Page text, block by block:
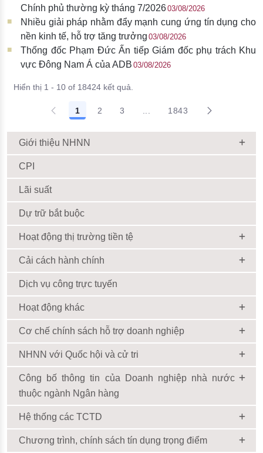
Chính phủ thường kỳ tháng 7/202603/08/2026
Nhiều giải pháp nhằm đẩy mạnh cung ứng tín dụng cho
nền kinh tế, hỗ trợ tăng trưởng 03/08/2026
Thống đốc Phạm Đức Ấn tiếp Giám đốc phụ trách Khu
vực Đông Nam Á của ADB 03/08/2026
Hiển thị 1 - 10 of 18424 kết quả.
1 2 3 ... 1843
Giới thiệu NHNN
CPI
Lãi suất
Dự trữ bắt buộc
Hoạt động thị trường tiền tệ
Cải cách hành chính
Dịch vụ công trực tuyến
Hoạt động khác
Cơ chế chính sách hỗ trợ doanh nghiệp
NHNN với Quốc hội và cử tri
Công bố thông tin của Doanh nghiệp nhà nước
thuộc ngành Ngân hàng
Hệ thống các TCTD
Chương trình, chính sách tín dụng trọng điểm